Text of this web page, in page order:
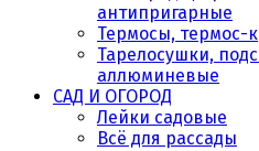
антипригарные
Термосы, термос-
Тарелосушки,
аллюминевые
САД И ОГОРОД
Лейки садовые
Всё для рассады